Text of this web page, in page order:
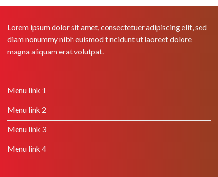
Lorem ipsum dolor sit amet, consectetuer adipiscing elit, sed
diam nonummy nibh euismod tincidunt ut laoreet dolore
magna aliquam erat volutpat.
Menu link 1
Menu link 2
Menu link 3
Menu link 4